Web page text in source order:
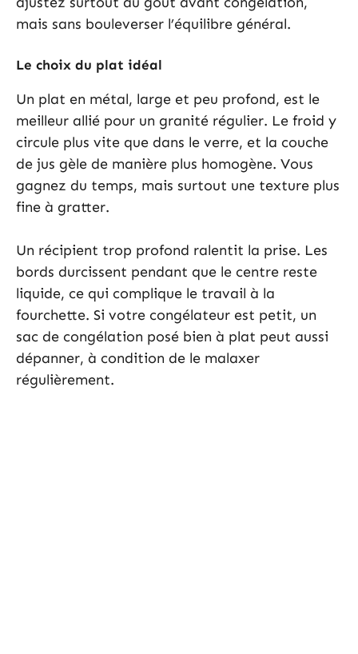
mais sans bouleverser l’équilibre général.
Le choix du plat idéal
Un plat en métal, large et peu profond, est le
meilleur allié pour un granité régulier. Le froid y
circule plus vite que dans le verre, et la couche
de jus gèle de manière plus homogène. Vous
gagnez du temps, mais surtout une texture plus
fine à gratter.
Un récipient trop profond ralentit la prise. Les
bords durcissent pendant que le centre reste
liquide, ce qui complique le travail à la
fourchette. Si votre congélateur est petit, un
sac de congélation posé bien à plat peut aussi
dépanner, à condition de le malaxer
régulièrement.